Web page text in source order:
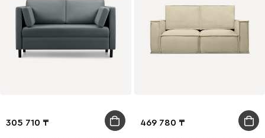
305 710 469 780